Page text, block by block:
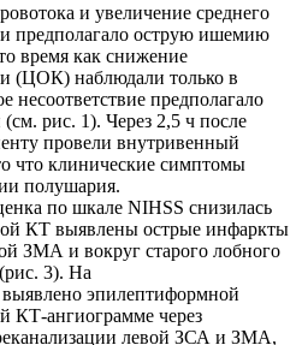
и увеличение среднего
предполагало острую ишемию
время как снижение
(ЦОК) наблюдали только в
несоответствие предполагало
рис. 1). Через 2,5 ч после
провели внутривенный
что клинические симптомы
полушария.
по шкале NIHSS снизилась
КТ выявлены острые инфаркты
ЗМА и вокруг старого лобного
3). На
эпилептиформной
КТ-ангиограмме через
левой ЗСА и ЗМА,